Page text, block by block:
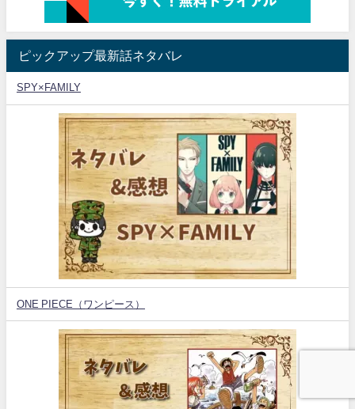
ピックアップ最新話ネタバレ
SPY×FAMILY
ONE PIECE（ワンピース）